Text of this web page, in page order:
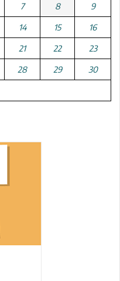
7 8 9
14 15 16
21 22 23
28 29 30